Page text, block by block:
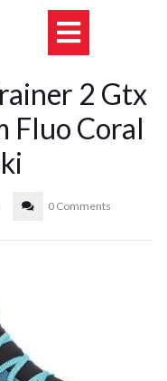
2 Gtx
Fluo Coral
0 Comments